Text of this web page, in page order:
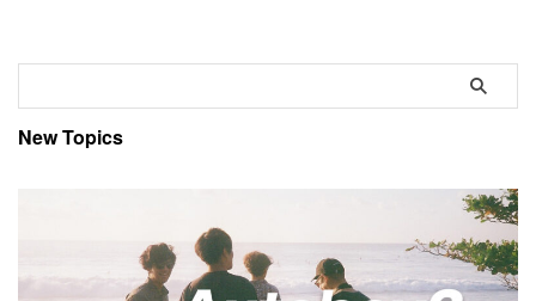
New Topics